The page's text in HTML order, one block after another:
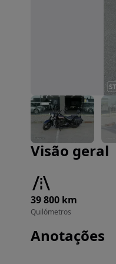
Imagem 1 de 29
Visão geral
39 800 km
Quilómetros
Anotações